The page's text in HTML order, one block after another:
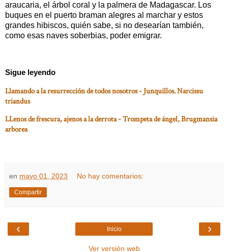
araucaria, el árbol coral y la palmera de Madagascar. Los
buques en el puerto braman alegres al marchar y estos
grandes hibiscos, quién sabe, si no desearían también,
como esas naves soberbias, poder emigrar.
Sigue leyendo
Llamando a la resurrección de todos nosotros - Junquillos. Narcissu
triandus
LLenos de frescura, ajenos a la derrota - Trompeta de ángel, Brugmansia
arborea
en mayo 01, 2023 No hay comentarios:
Compartir
‹ ›
Inicio
Ver versión web